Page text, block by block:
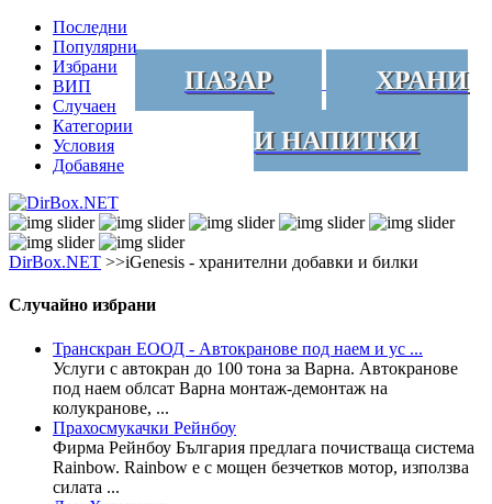
Последни
Популярни
Избрани
ВИП
Случаен
Категории
Условия
Добавяне
ПАЗАР ХРАНИ
И НАПИТКИ
DirBox.NET >>iGenesis - хранителни добавки и билки
Случайно избрани
Транскран ЕООД - Автокранове под наем и ус ...
Услуги с автокран до 100 тона за Варна. Автокранове
под наем облсат Варна монтаж-демонтаж на
колукранове, ...
Прахосмукачки Рейнбоу
Фирма Рейнбоу България предлага почистваща система
Rainbow. Rainbow е с мощен безчетков мотор, използва
силата ...